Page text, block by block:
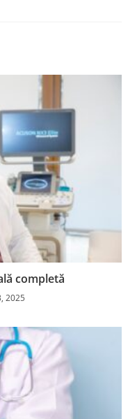
completă
2025